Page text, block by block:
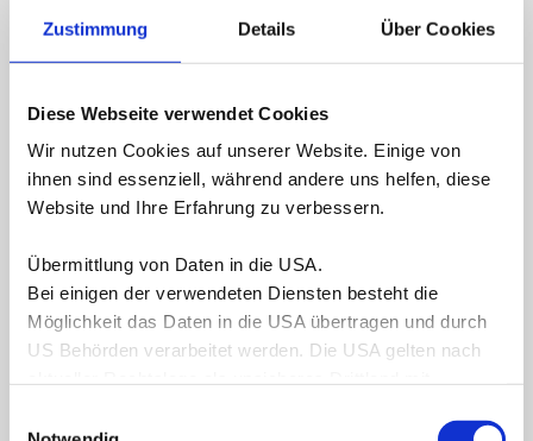
Zustimmung Details Über Cookies
Diese Webseite verwendet Cookies
Wir nutzen Cookies auf unserer Website. Einige von
ihnen sind essenziell, während andere uns helfen, diese
Website und Ihre Erfahrung zu verbessern.
Übermittlung von Daten in die USA.
Bei einigen der verwendeten Diensten besteht die
Möglichkeit das Daten in die USA übertragen und durch
US Behörden verarbeitet werden. Die USA gelten nach
Nähere Informationen erhalten Sie in unserer